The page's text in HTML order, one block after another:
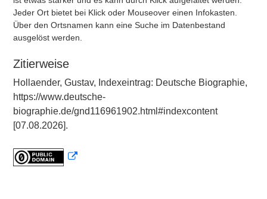
Jeder Ort bietet bei Klick oder Mouseover einen Infokasten.
Über den Ortsnamen kann eine Suche im Datenbestand
ausgelöst werden.
Zitierweise
Hollaender, Gustav, Indexeintrag: Deutsche Biographie,
https://www.deutsche-
biographie.de/gnd116961902.html#indexcontent
[07.08.2026].